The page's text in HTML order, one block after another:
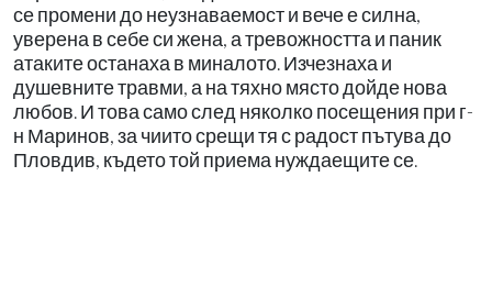
се промени до неузнаваемост и вече е силна,
уверена в себе си жена, а тревожността и паник
атаките останаха в миналото. Изчезнаха и
душевните травми, а на тяхно място дойде нова
любов. И това само след няколко посещения при г-
н Маринов, за чиито срещи тя с радост пътува до
Пловдив, където той приема нуждаещите се.